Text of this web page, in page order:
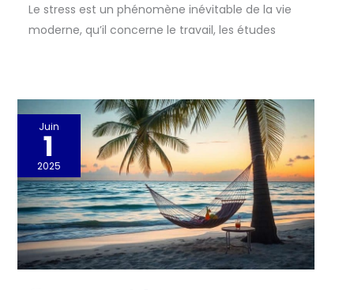
Le stress est un phénomène inévitable de la vie
moderne, qu’il concerne le travail, les études
Juin
1
2025